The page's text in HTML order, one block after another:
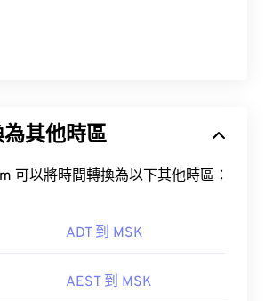
其他時區
可以將時間轉換為以下其他時區：
ADT 到 MSK
AEST 到 MSK